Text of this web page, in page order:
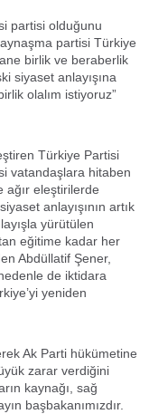
partisi olduğunu
partisi Türkiye
birlik ve beraberlik
siyaset anlayışına
olalım istiyoruz”
Türkiye Partisi
vatandaşlara hitaben
ağır eleştirilerde
anlayışının artık
yürütülen
eğitime kadar her
Abdüllatif Şener,
de iktidara
yeniden
Ak Parti hükümetine
zarar verdiğini
kaynağı, sağ
başbakanımızdır.